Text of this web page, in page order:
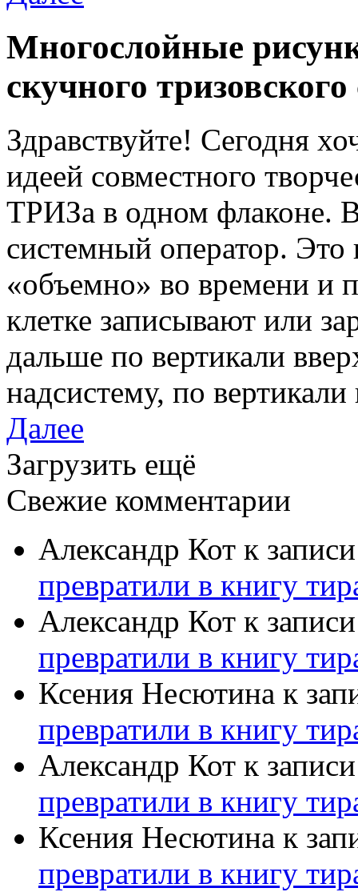
Многослойные
скучного
Здравствуйте! Сегодня
идеей совместного
ТРИЗа в одном флаконе.
системный оператор. Это
«объемно» во времени и
клетке записывают или
дальше по вертикали
надсистему, по
Далее
Загрузить ещё
Свежие комментарии
Александр Кот к
превратили в книгу
Александр Кот к
превратили в книгу
Ксения Несютина к
превратили в книгу
Александр Кот к
превратили в книгу
Ксения Несютина к
превратили в книгу